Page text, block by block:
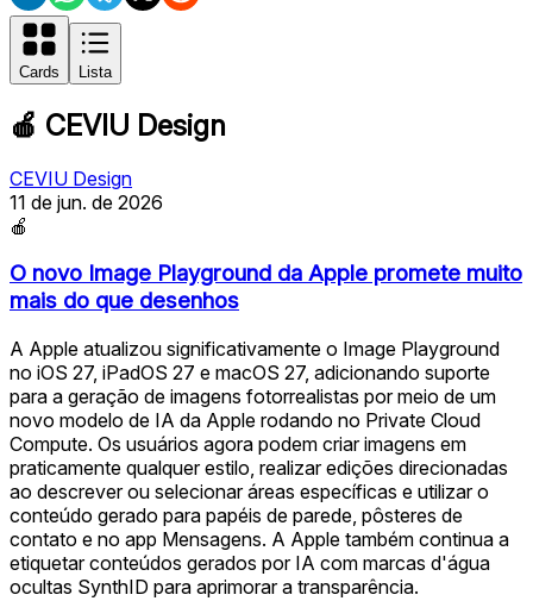
Cards Lista
🍎 CEVIU Design
CEVIU Design
11 de jun. de 2026
🍎
O novo Image Playground da Apple promete muito
mais do que desenhos
A Apple atualizou significativamente o Image Playground
no iOS 27, iPadOS 27 e macOS 27, adicionando suporte
para a geração de imagens fotorrealistas por meio de um
novo modelo de IA da Apple rodando no Private Cloud
Compute. Os usuários agora podem criar imagens em
praticamente qualquer estilo, realizar edições direcionadas
ao descrever ou selecionar áreas específicas e utilizar o
conteúdo gerado para papéis de parede, pôsteres de
contato e no app Mensagens. A Apple também continua a
etiquetar conteúdos gerados por IA com marcas d'água
ocultas SynthID para aprimorar a transparência.